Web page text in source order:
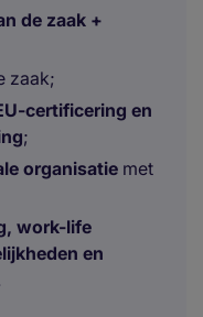
de zaak +
zaak;
certificering en
;
organisatie met
work-life
en